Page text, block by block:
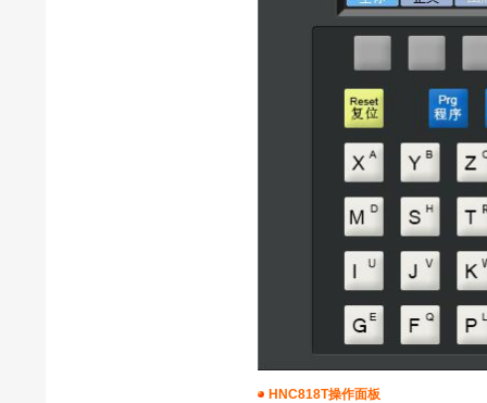
HNC818T操作面板